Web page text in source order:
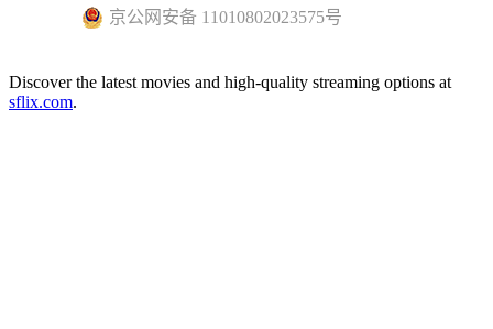
京公网安备 11010802023575号
Discover the latest movies and high-quality streaming options at
sflix.com.